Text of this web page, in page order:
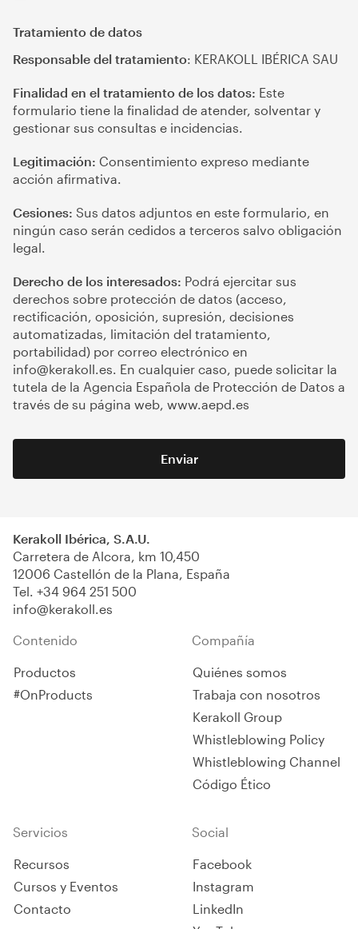
Tratamiento de datos
Responsable del tratamiento: KERAKOLL IBÉRICA SAU
Finalidad en el tratamiento de los datos: Este
formulario tiene la finalidad de atender, solventar y
gestionar sus consultas e incidencias.
Legitimación: Consentimiento expreso mediante
acción afirmativa.
Cesiones: Sus datos adjuntos en este formulario, en
ningún caso serán cedidos a terceros salvo obligación
legal.
Derecho de los interesados: Podrá ejercitar sus
derechos sobre protección de datos (acceso,
rectificación, oposición, supresión, decisiones
automatizadas, limitación del tratamiento,
portabilidad) por correo electrónico en
info@kerakoll.es. En cualquier caso, puede solicitar la
tutela de la Agencia Española de Protección de Datos a
través de su página web, www.aepd.es
Enviar
Kerakoll Ibérica, S.A.U.
Carretera de Alcora, km 10,450
12006 Castellón de la Plana, España
Tel. +34 964 251 500
info@kerakoll.es
Contenido
Productos
#OnProducts
Compañía
Quiénes somos
Trabaja con nosotros
Kerakoll Group
Whistleblowing Policy
Whistleblowing Channel
Código Ético
Servicios
Recursos
Cursos y Eventos
Contacto
Social
Facebook
Instagram
LinkedIn